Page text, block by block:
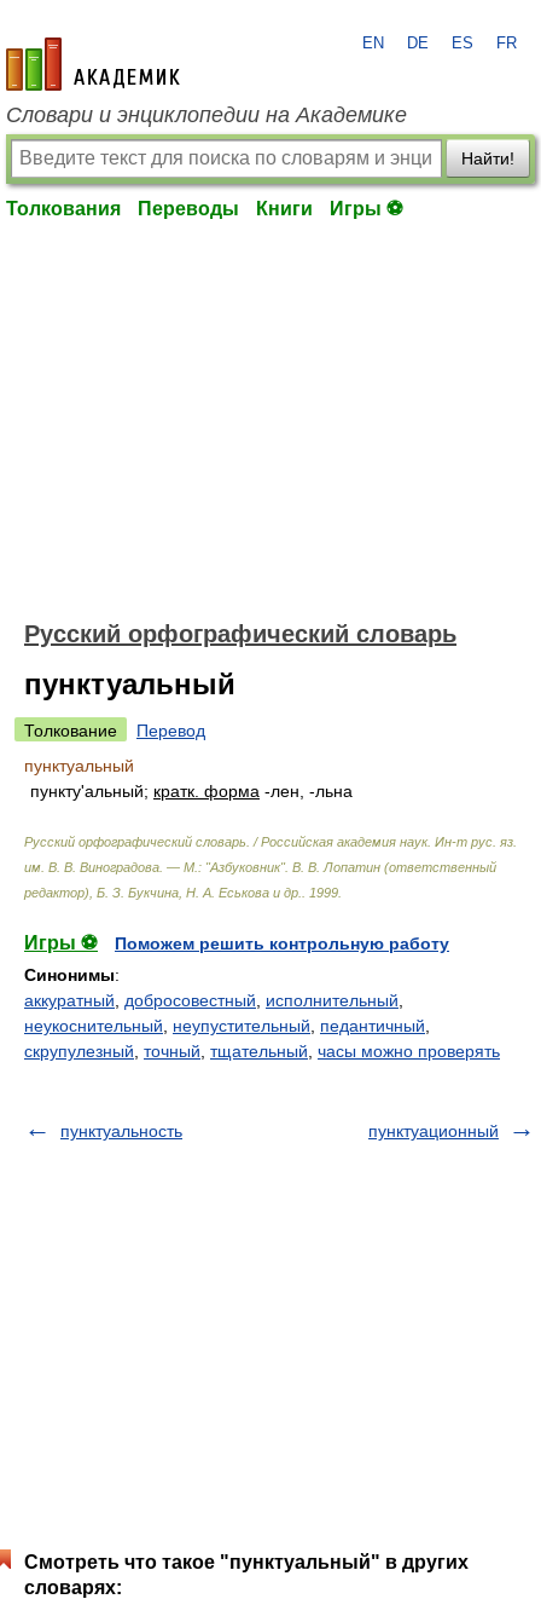
academic.ru
EN DE ES FR
Словари и энциклопедии на Академике
Найти!
Толкования Переводы Книги Игры ⚽
Русский орфографический словарь
пунктуальный
Толкование
Перевод
пунктуальный
пункту'альный; кратк. форма -лен, -льна
Русский орфографический словарь. / Российская академия наук. Ин-т рус. яз.
им. В. В. Виноградова. — М.: "Азбуковник". В. В. Лопатин (ответственный
редактор), Б. З. Букчина, Н. А. Еськова и др.
1999
Игры ⚽
Поможем решить контрольную работу
Синонимы:
аккуратный
добросовестный исполнительный
неукоснительный
неупустительный педантичный
скрупулезный точный тщательный часы можно проверять
пунктуальность пунктуационный
Смотреть что такое "пунктуальный" в других
словарях: